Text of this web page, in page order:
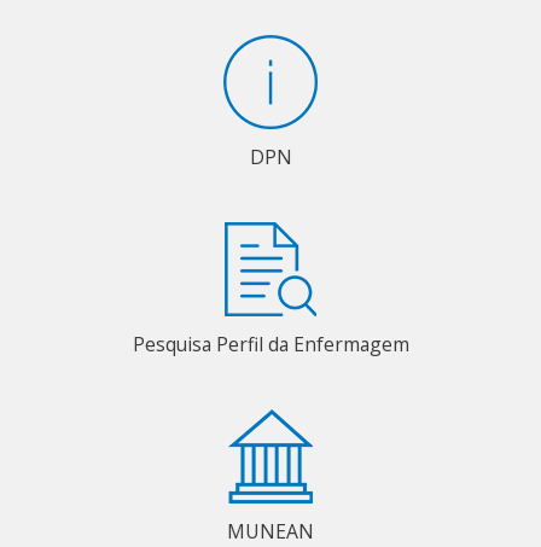
DPN
Pesquisa Perfil da Enfermagem
MUNEAN